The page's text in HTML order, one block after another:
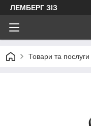
ЛЕМБЕРГ ЗІЗ
Товари та послуги